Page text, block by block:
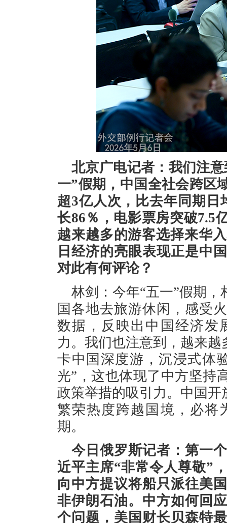
北京广电记者：我们注
一”假期，中国全社会跨区
超3亿人次，比去年同期日
长86％，电影票房突破7.5
越来越多的游客选择来华
日经济的亮眼表现正是中
对此有何评论？
林剑：今年“五一”假期
国各地去旅游休闲，感受
数据，反映出中国经济发
力。我们也注意到，越来
卡中国深度游，沉浸式体
光”，这也体现了中方坚持
政策举措的吸引力。中国开
繁荣热度跨越国境，必将
期。
今日俄罗斯记者：第一
近平主席“非常令人尊敬”
向中方提议将船只派往美
非伊朗石油。中方如何回
个问题，美国财长贝森特